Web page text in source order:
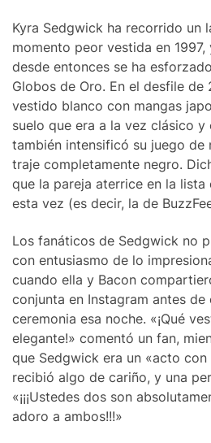
Kyra Sedgwick ha recorrido un
momento peor vestida en
desde entonces se ha
Globos de Oro. En el desfile
vestido blanco con mangas
suelo que era a la vez clásico y
también intensificó su juego de
traje completamente negro.
que la pareja aterrice en la
esta vez (es decir, la de
Los fanáticos de Sedgwick no
con entusiasmo de lo
cuando ella y Bacon
conjunta en Instagram antes de
ceremonia esa noche. «¡Qué
elegante!» comentó un fan,
que Sedgwick era un «acto
recibió algo de cariño, y una
«¡¡¡Ustedes dos son
adoro a ambos!!!»